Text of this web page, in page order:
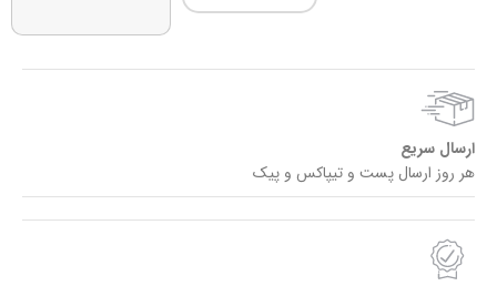
ارسال سریع
هر روز ارسال پست و تیپاکس و پیک